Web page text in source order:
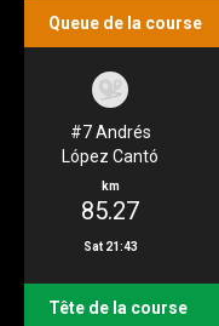
Queue de la course
#7 Andrés
López Cantó
km
85.27
Sat 21:43
Tête de la course